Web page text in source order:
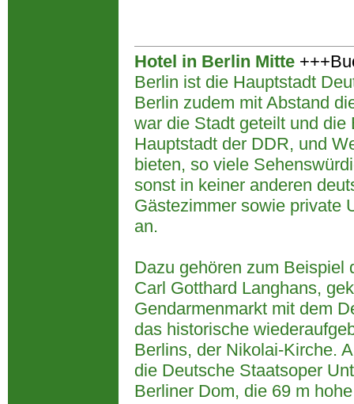
Hotel in Berlin Mitte
Berlin ist die Hauptstadt
Berlin zudem mit Abstand
war die Stadt geteilt und
Hauptstadt der DDR, und
bieten, so viele
sonst in keiner anderen
Gästezimmer sowie private
an.
Dazu gehören zum Beispiel
Carl Gotthard Langhans,
Gendarmenmarkt mit dem
das historische
Berlins, der Nikolai-Kirche.
die Deutsche Staatsoper
Berliner Dom, die 69 m